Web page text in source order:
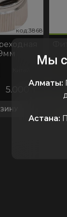
код:3868
5.000
код:1064
В
Мы
Алматы:
Астана: